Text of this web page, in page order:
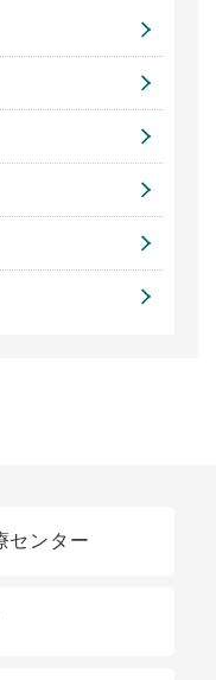
センター